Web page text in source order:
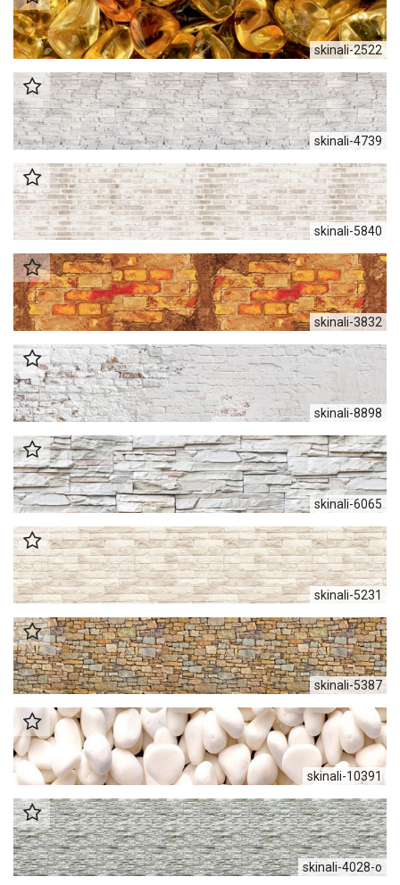
skinali-2522
skinali-4739
skinali-5840
skinali-3832
skinali-8898
skinali-6065
skinali-5231
skinali-5387
skinali-10391
skinali-4028-o